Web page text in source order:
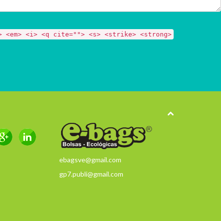
<i> <q cite=""> <s> <strike> <strong>
ebagsve@gmail.com
gp7.publi@gmail.com